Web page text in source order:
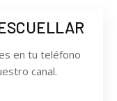
en tu teléfono
canal.